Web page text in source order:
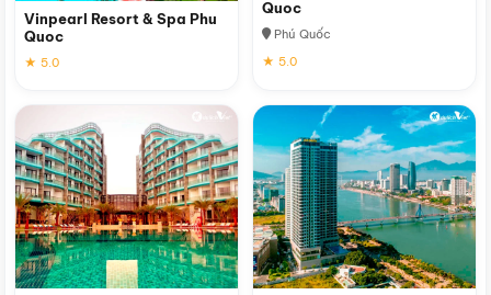
Vinpearl Resort & Spa Phu
Quoc
★ 5.0
Quoc
Phú Quốc
★ 5.0